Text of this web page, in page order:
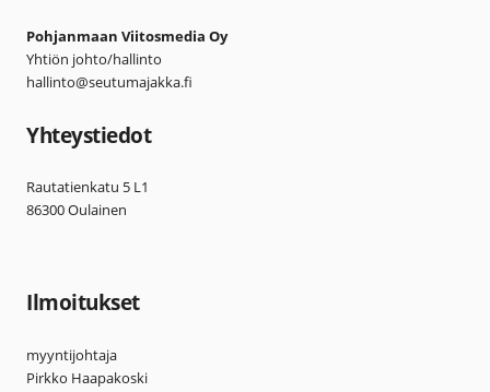
Pohjanmaan Viitosmedia Oy
Yhtiön johto/hallinto
hallinto@seutumajakka.fi
Yhteystiedot
Rautatienkatu 5 L1
86300 Oulainen
Ilmoitukset
myyntijohtaja
Pirkko Haapakoski